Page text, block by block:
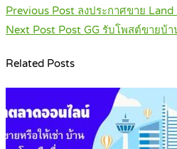
Post
navigation
Previous Post ลงประกาศขาย
Next Post Post GG รับโพสต์ขายบ้
Related Posts